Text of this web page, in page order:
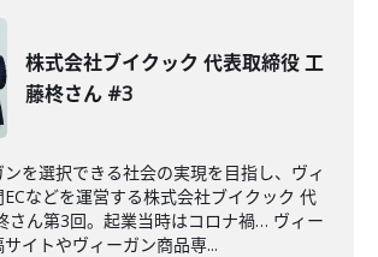
株式会社ブイクック 代表取締役 工
藤柊さん #3
を選択できる社会の実現を目指し、ヴィ
などを運営する株式会社ブイクック 代
さん第3回。起業当時はコロナ禍… ヴィー
イトやヴィーガン商品専...